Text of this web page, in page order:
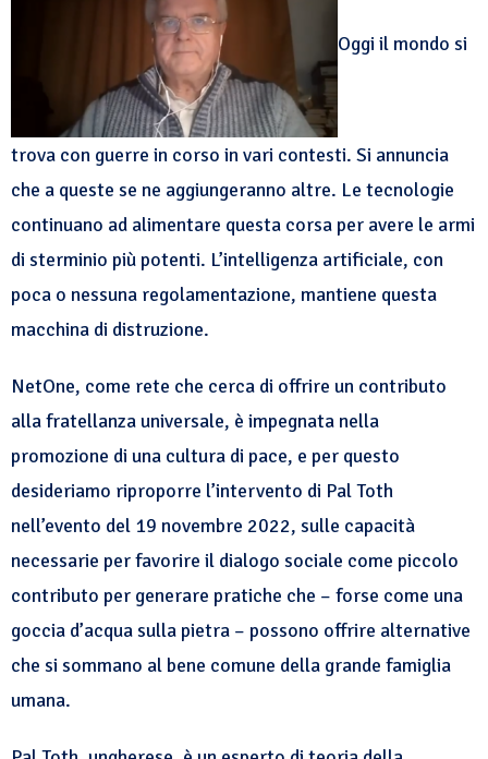
Oggi il mondo si
trova con guerre in corso in vari contesti. Si annuncia
che a queste se ne aggiungeranno altre. Le tecnologie
continuano ad alimentare questa corsa per avere le armi
di sterminio più potenti. L’intelligenza artificiale, con
poca o nessuna regolamentazione, mantiene questa
macchina di distruzione.
NetOne, come rete che cerca di offrire un contributo
alla fratellanza universale, è impegnata nella
promozione di una cultura di pace, e per questo
desideriamo riproporre l’intervento di Pal Toth
nell’evento del 19 novembre 2022, sulle capacità
necessarie per favorire il dialogo sociale come piccolo
contributo per generare pratiche che – forse come una
goccia d’acqua sulla pietra – possono offrire alternative
che si sommano al bene comune della grande famiglia
umana.